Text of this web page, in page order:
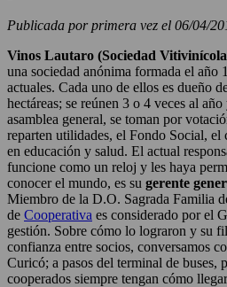
Publicada por primera vez el 06/04/
Vinos Lautaro (Sociedad
una sociedad anónima formada el año
actuales. Cada uno de ellos es dueño
hectáreas; se reúnen 3 o 4 veces al
asamblea general, se toman por
reparten utilidades, el Fondo Social, el
en educación y salud. El actual
funcione como un reloj y les haya
conocer el mundo, es su gerente
Miembro de la D.O. Sagrada Familia
de Cooperativa es considerado por el
gestión. Sobre cómo lo lograron y su
confianza entre socios, conversamos
Curicó; a pasos del terminal de buses,
cooperados siempre tengan cómo